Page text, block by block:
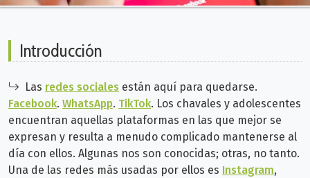
Introducción
Las redes sociales están aquí para quedarse.
Facebook. WhatsApp. TikTok. Los chavales y adolescentes
encuentran aquellas plataformas en las que mejor se
expresan y resulta a menudo complicado mantenerse al
día con ellos. Algunas nos son conocidas; otras, no tanto.
Una de las redes más usadas por ellos es Instagram,